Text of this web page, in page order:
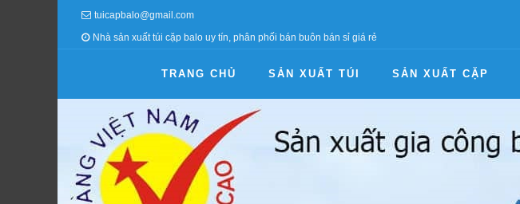
tuicapbalo@gmail.com
Nhà sản xuất túi cặp balo uy tín, phân phối bán buôn bán sỉ giá rẻ
TRANG CHỦ SẢN XUẤT TÚI SẢN XUẤT CẶP